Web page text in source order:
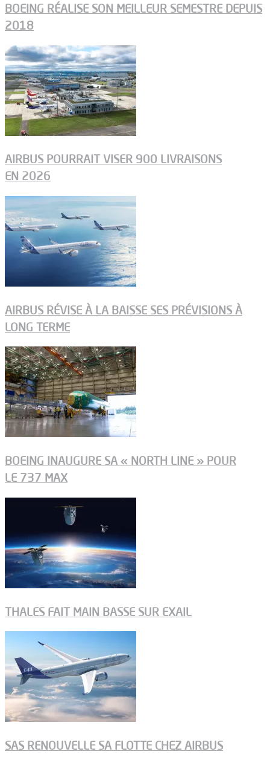
BOEING RÉALISE SON MEILLEUR SEMESTRE DEPUIS
2018
AIRBUS POURRAIT VISER 900 LIVRAISONS
EN 2026
AIRBUS RÉVISE À LA BAISSE SES PRÉVISIONS À
LONG TERME
BOEING INAUGURE SA « NORTH LINE » POUR
LE 737 MAX
THALES FAIT MAIN BASSE SUR EXAIL
SAS RENOUVELLE SA FLOTTE CHEZ AIRBUS